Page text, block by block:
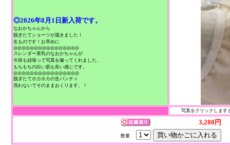
◎2026年8月1日新入荷です。
なおかちゃんから
脱ぎたてショーツが届きました！
生ものです！お早めに
◎◎◎◎◎◎◎◎◎◎◎◎◎◎◎◎
スレンダー美乳のなおかちゃんが
今回も頑張って写真を撮ってくれました、
もちもちの白い肌も良い感じです。
◎◎◎◎◎◎◎◎◎◎◎◎◎◎◎◎
脱ぎたてホカホカの生パンティ
洗わないでそのままおくります。！
写真をクリックします
3,280円
数量